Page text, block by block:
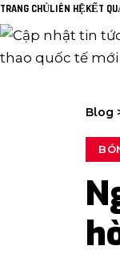
TRANG CHỦLIÊN HỆKẾT
Blog